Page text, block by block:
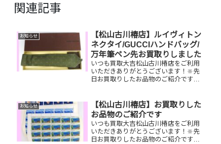
関連記事
お知らせ
【松山古川椿店】ルイヴィトン
ネクタイ/GUCCIハンドバッグ/
万年筆ペン先お買取りしました
いつも買取大吉松山古川椿店をご利用
いただきありがとうございます！🔆先
日お買取りしたお品物のご紹介です。
品物はございませんか？ぜひ買取大吉
松山古川椿店にお査定させて...
お知らせ
【松山古川椿店】お買取りした
お品物のご紹介です
いつも買取大吉松山古川椿店をご利用
いただきありがとうございます！🔆先
日お買取りしたお品物のご紹介です。